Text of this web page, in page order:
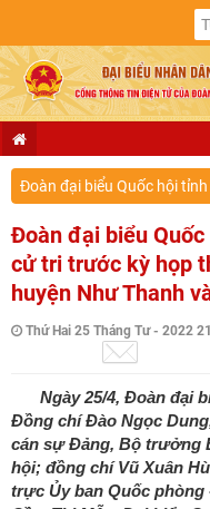
Đoàn đại biểu Quốc hội tỉnh
Đoàn đại biểu
cử tri trước kỳ họp
huyện Như Thanh
Thứ Hai 25 Tháng Tư - 2022
Ngày 25/4, Đoàn đại
Đồng chí Đào Ngọc
cán sự Đảng, Bộ trưởng
hội; đồng chí Vũ Xuân
trực Ủy ban Quốc